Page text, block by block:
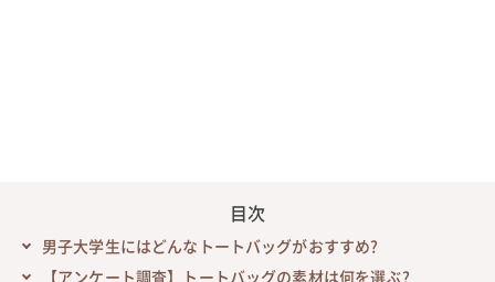
目次
男子大学生にはどんなトートバッグがおすすめ?
【アンケート調査】トートバッグの素材は何を選ぶ?